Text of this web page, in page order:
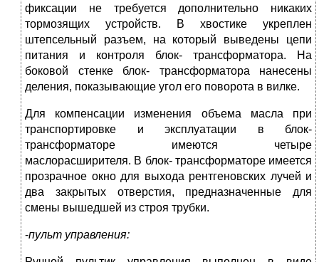
фиксации не требуется дополнительно никаких
тормозящих устройств. В хвостике укреплен
штепсельный разъем, на который выведены цепи
питания и контроля блок- трансформатора. На
боковой стенке блок- трансформатора нанесены
деления, показывающие угол его поворота в вилке.
Для компенсации изменения объема масла при
транспортировке и эксплуатации в блок-
трансформаторе имеются четыре
маслорасширителя. В блок- трансформаторе имеется
прозрачное окно для выхода рентгеновских лучей и
два закрытых отверстия, предназначенные для
смены вышедшей из строя трубки.
-пульт управления: